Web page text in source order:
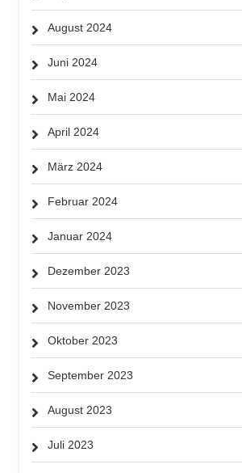
August 2024
Juni 2024
Mai 2024
April 2024
März 2024
Februar 2024
Januar 2024
Dezember 2023
November 2023
Oktober 2023
September 2023
August 2023
Juli 2023